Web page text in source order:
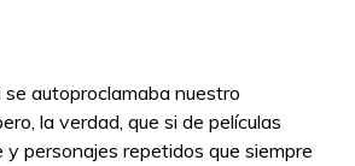
se autoproclamaba nuestro
la verdad, que si de películas
personajes repetidos que siempre